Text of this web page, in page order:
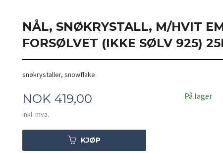
NÅL, SNØKRYSTALL, M/HVIT
FORSØLVET (IKKE SØLV 925)
snøkrystaller, snowflake
Pris
NOK 419,00
inkl. mva.
På lager
KJØP